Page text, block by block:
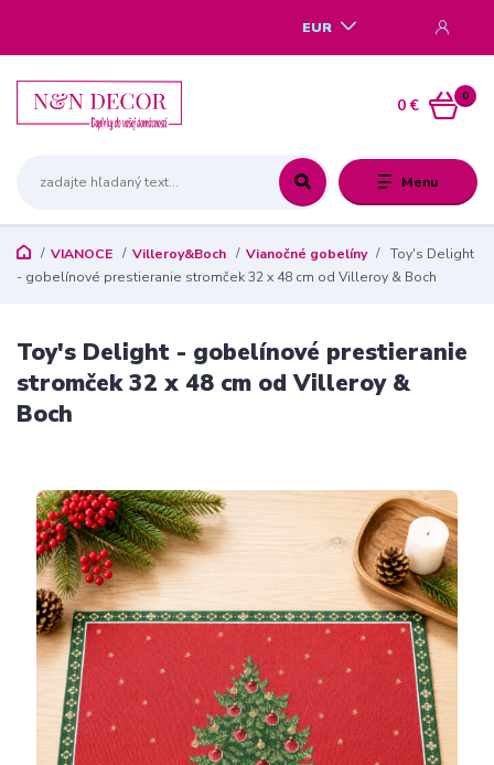
Menu
EUR
0
0 €
VIANOCE Villeroy&Boch Vianočné gobelíny
Toy's Delight
- gobelínové prestieranie stromček 32 x 48 cm od Villeroy & Boch
Toy's Delight - gobelínové prestieranie
stromček 32 x 48 cm od Villeroy &
Boch